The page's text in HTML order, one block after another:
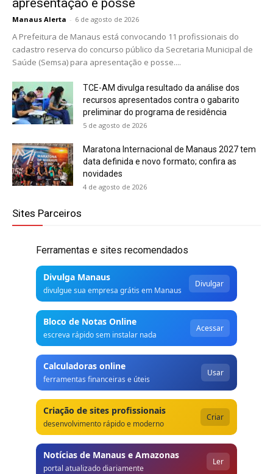
apresentação e posse
Manaus Alerta - 6 de agosto de 2026
A Prefeitura de Manaus está convocando 11 profissionais do
cadastro reserva do concurso público da Secretaria Municipal de
Saúde (Semsa) para apresentação e posse....
TCE-AM divulga resultado da análise dos
recursos apresentados contra o gabarito
preliminar do programa de residência
5 de agosto de 2026
Maratona Internacional de Manaus 2027 tem
data definida e novo formato; confira as
novidades
4 de agosto de 2026
Sites Parceiros
Ferramentas e sites recomendados
Divulga Manaus
divulgue sua empresa grátis em Manaus
Divulgar
Bloco de Notas Online
escreva rápido sem instalar nada
Acessar
Calculadoras online
ferramentas financeiras e úteis
Usar
Criação de sites profissionais
desenvolvimento rápido e moderno
Criar
Notícias de Manaus e Amazonas
portal atualizado diariamente
Ler